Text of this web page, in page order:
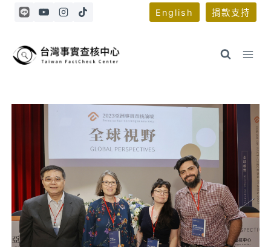
Skip
English 捐款支持